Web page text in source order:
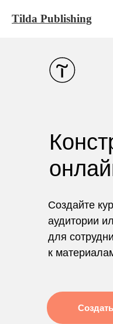
Tilda Publishing
Создайте
аудитории
для
к